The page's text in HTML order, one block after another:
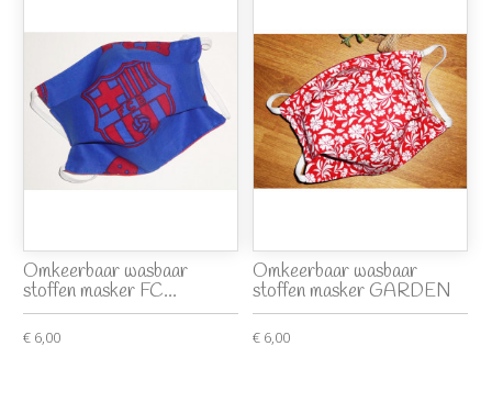
Omkeerbaar wasbaar
stoffen masker FC...
€ 6,00
Omkeerbaar wasbaar
stoffen masker GARDEN
€ 6,00